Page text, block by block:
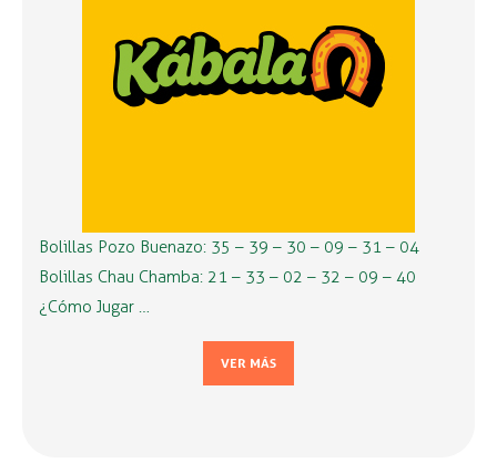
Bolillas Pozo Buenazo: 35 – 39 – 30 – 09 – 31 – 04
Bolillas Chau Chamba: 21 – 33 – 02 – 32 – 09 – 40
¿Cómo Jugar …
VER MÁS